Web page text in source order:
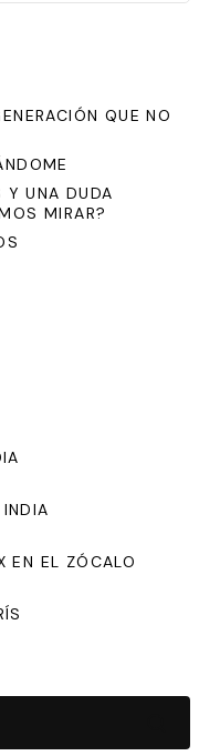
QUE NO
Y UNA DUDA
MIRAR?
INDIA
EN EL ZÓCALO